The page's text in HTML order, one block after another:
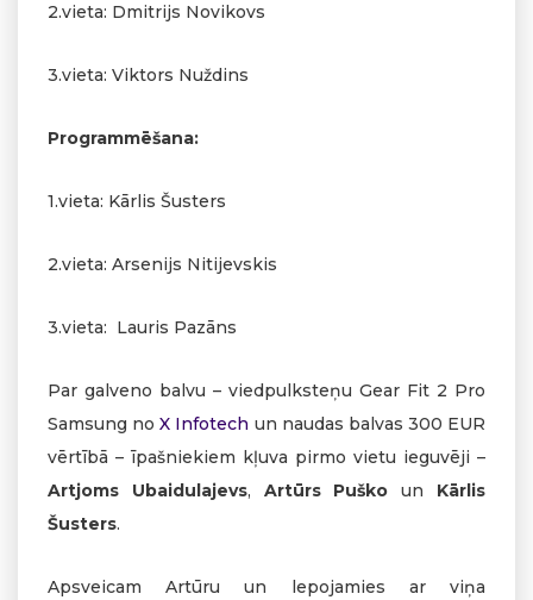
2.vieta: Dmitrijs Novikovs
3.vieta: Viktors Nuždins
Programmēšana:
1.vieta: Kārlis Šusters
2.vieta: Arsenijs Nitijevskis
3.vieta: Lauris Pazāns
Par galveno balvu – viedpulksteņu Gear Fit 2 Pro
Samsung noX Infotech un naudas balvas 300 EUR
vērtībā – īpašniekiem kļuva pirmo vietu ieguvēji –
Artjoms Ubaidulajevs, Artūrs Puško un Kārlis
Šusters.
Apsveicam Artūru un lepojamies ar viņa